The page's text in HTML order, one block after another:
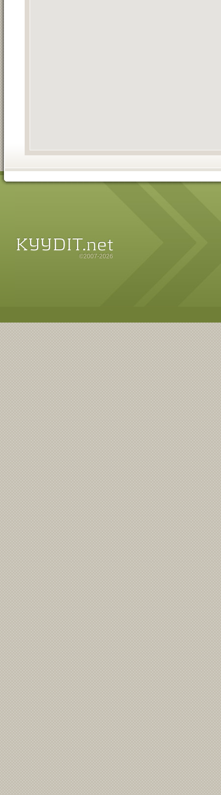
©2007-2026